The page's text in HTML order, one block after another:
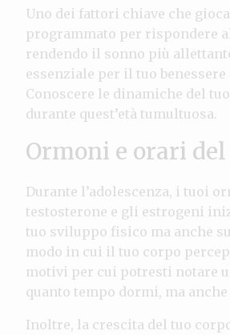
Uno dei fattori chiave che
programmato per rispondere
rendendo il sonno più
essenziale per il tuo
Conoscere le dinamiche del
durante quest’età tumultuosa.
Ormoni e orari
Durante l’adolescenza, i tuoi
testosterone e gli estrogeni
tuo sviluppo fisico ma anche
modo in cui il tuo corpo
motivi per cui potresti notare
quanto tempo dormi, ma
Inoltre, la crescita del tuo